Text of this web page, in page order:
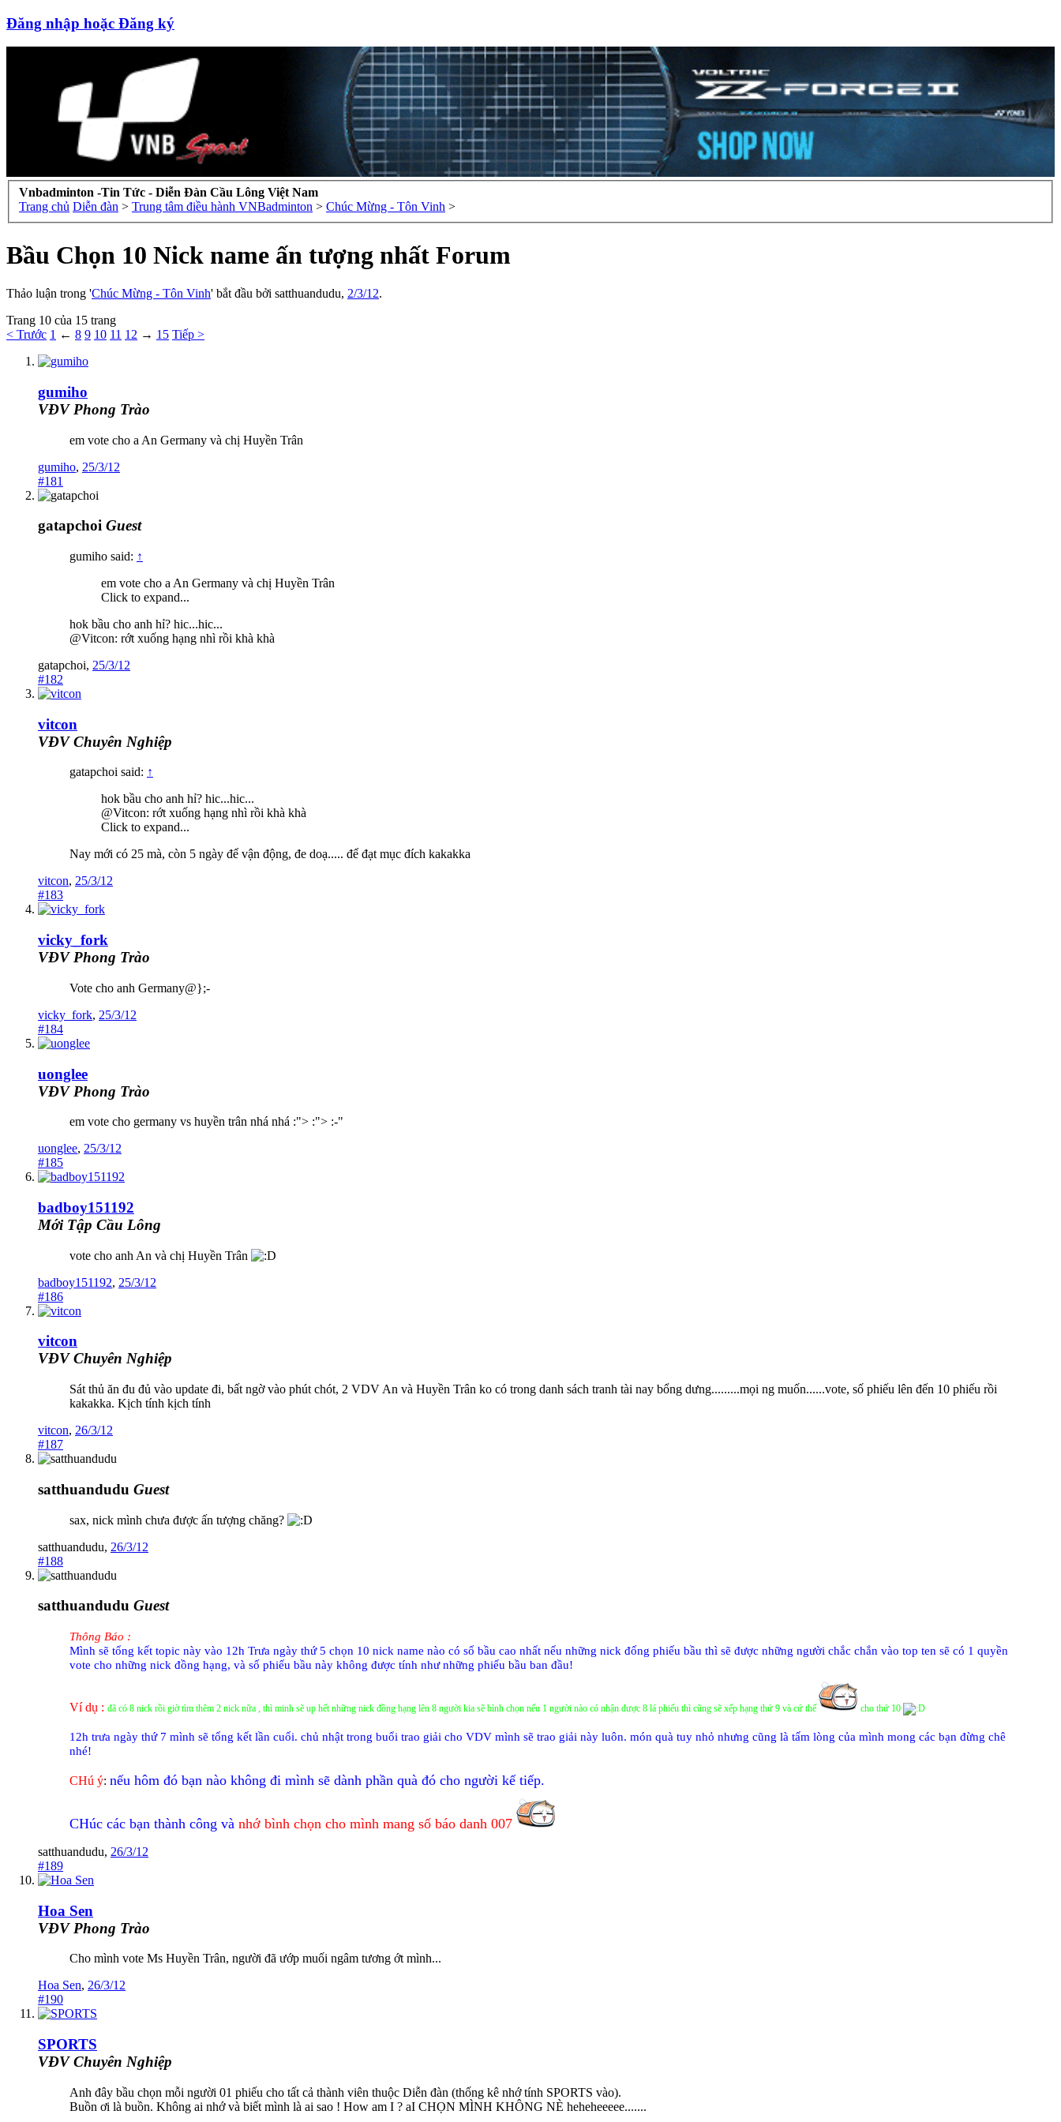
Đăng nhập hoặc Đăng ký
Vnbadminton -Tin Tức - Diễn Đàn Cầu Lông Việt Nam
Trang chủ Diễn đàn > Trung tâm điều hành VNBadminton > Chúc Mừng - Tôn Vinh >
Bầu Chọn 10 Nick name ấn tượng nhất Forum
Thảo luận trong 'Chúc Mừng - Tôn Vinh' bắt đầu bởi satthuandudu, 2/3/12.
Trang 10 của 15 trang
< Trước 1 ← 8 9 10 11 12 → 15 Tiếp >
gumiho
VĐV Phong Trào
em vote cho a An Germany và chị Huyền Trân
gumiho, 25/3/12
#181
gatapchoi Guest
gumiho said: ↑
em vote cho a An Germany và chị Huyền Trân
Click to expand...
hok bầu cho anh hỉ? hic...hic...
@Vitcon: rớt xuống hạng nhì rồi khà khà
gatapchoi, 25/3/12
#182
vitcon
VĐV Chuyên Nghiệp
gatapchoi said: ↑
hok bầu cho anh hỉ? hic...hic...
@Vitcon: rớt xuống hạng nhì rồi khà khà
Click to expand...
Nay mới có 25 mà, còn 5 ngày để vận động, đe doạ..... để đạt mục đích kakakka
vitcon, 25/3/12
#183
vicky_fork
VĐV Phong Trào
Vote cho anh Germany@};-
vicky_fork, 25/3/12
#184
uonglee
VĐV Phong Trào
em vote cho germany vs huyền trân nhá nhá :"> :"> :-"
uonglee, 25/3/12
#185
badboy151192
Mới Tập Cầu Lông
vote cho anh An và chị Huyền Trân
badboy151192, 25/3/12
#186
vitcon
VĐV Chuyên Nghiệp
Sát thủ ăn đu đủ vào update đi, bất ngờ vào phút chót, 2 VDV An và Huyền Trân ko có trong danh sách tranh tài nay bổng dưng.........mọi ng muốn......vote, số phiếu lên đến 10 phiếu rồi
kakakka. Kịch tính kịch tính
vitcon, 26/3/12
#187
satthuandudu Guest
sax, nick mình chưa được ấn tượng chăng?
satthuandudu, 26/3/12
#188
satthuandudu Guest
Thông Báo :
Mình sẽ tổng kết topic này vào 12h Trưa ngày thứ 5 chọn 10 nick name nào có số bầu cao nhất nếu những nick đống phiếu bầu thì sẽ được những người chắc chắn vào top ten sẽ có 1 quyền
vote cho những nick đồng hạng, và số phiếu bầu này không được tính như những phiếu bầu ban đầu!
Ví dụ : đã có 8 nick rồi giờ tìm thêm 2 nick nữa , thì minh sẽ up hết những nick đồng hạng lên 8 người kia sẽ bình chọn nếu 1 người nào có nhận được 8 lá phiếu thì cũng sẽ xếp hạng thứ 9 và cứ thế cho thứ 10
12h trưa ngày thứ 7 mình sẽ tổng kết lần cuối. chủ nhật trong buổi trao giải cho VDV mình sẽ trao giải này luôn. món quà tuy nhỏ nhưng cũng là tấm lòng của mình mong các bạn đừng chê
nhé!
CHú ý: nếu hôm đó bạn nào không đi mình sẽ dành phần quà đó cho người kế tiếp.
CHúc các bạn thành công và nhớ bình chọn cho mình mang số báo danh 007
satthuandudu, 26/3/12
#189
Hoa Sen
VĐV Phong Trào
Cho mình vote Ms Huyền Trân, người đã ướp muối ngâm tương ớt mình...
Hoa Sen, 26/3/12
#190
SPORTS
VĐV Chuyên Nghiệp
Anh đây bầu chọn mỗi người 01 phiếu cho tất cả thành viên thuộc Diễn đàn (thống kê nhớ tính SPORTS vào).
Buồn ơi là buồn. Không ai nhớ và biết mình là ai sao ! How am I ? aI CHỌN MÌNH KHÔNG NÈ heheheeeee.......